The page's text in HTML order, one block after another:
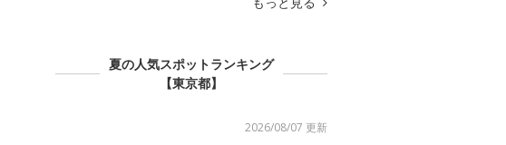
夏の人気スポットランキング
【東京都】
2026/08/07 更新